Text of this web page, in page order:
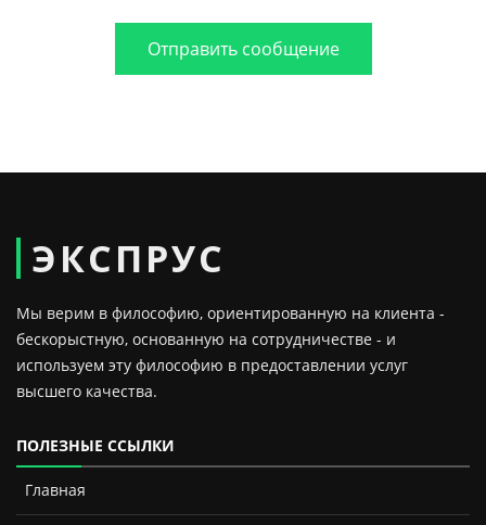
Отправить сообщение
ЭКСПРУС
Мы верим в философию, ориентированную на клиента -
бескорыстную, основанную на сотрудничестве - и
используем эту философию в предоставлении услуг
высшего качества.
ПОЛЕЗНЫЕ ССЫЛКИ
Главная